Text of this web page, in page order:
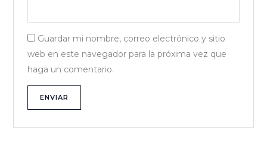
Guardar mi nombre, correo electrónico y sitio
web en este navegador para la próxima vez que
haga un comentario.